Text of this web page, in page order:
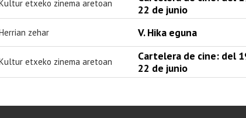
etxeko zinema aretoan
22 de junio
zehar V. Hika eguna
etxeko zinema aretoan
Cartelera de cine: del
22 de junio